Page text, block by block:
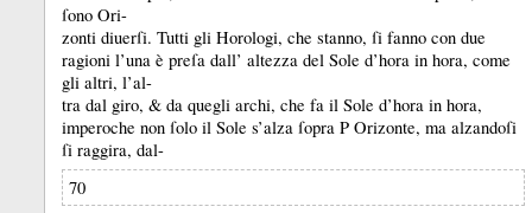
ſono Ori-
zonti diuerſi. Tutti gli Horologi, che stanno, ſi fanno con due
ragioni l’una è preſa dall’ altezza del Sole d’hora in hora, come
gli altri, l’al-
tra dal giro, & da quegli archi, che fa il Sole d’hora in hora,
imperoche non ſolo il Sole s’alza ſopra P Orizonte, ma alzandoſi
ſi raggira, dal-
70